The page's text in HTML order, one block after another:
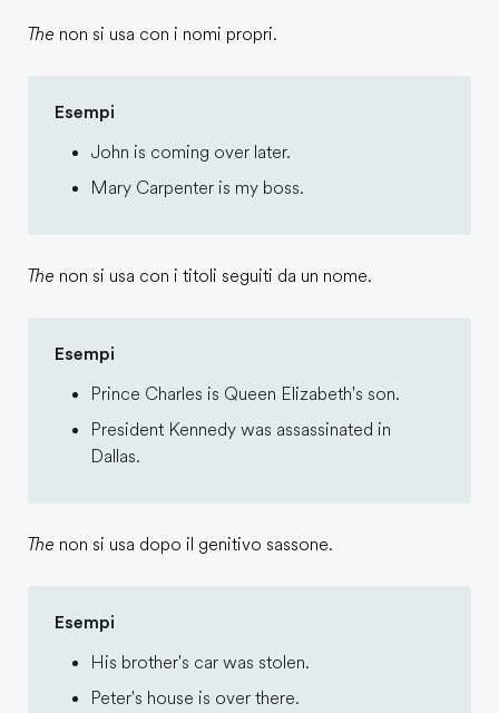
The non si usa con i nomi propri.
Esempi
John is coming over later.
Mary Carpenter is my boss.
The non si usa con i titoli seguiti da un nome.
Esempi
Prince Charles is Queen Elizabeth's son.
President Kennedy was assassinated in
Dallas.
The non si usa dopo il genitivo sassone.
Esempi
His brother's car was stolen.
Peter's house is over there.